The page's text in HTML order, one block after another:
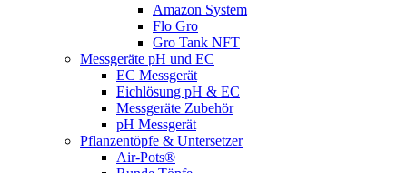
Amazon System
Flo Gro
Gro Tank NFT
Messgeräte pH und EC
EC Messgerät
Eichlösung pH & EC
Messgeräte Zubehör
pH Messgerät
Pflanzentöpfe & Untersetzer
Air-Pots®